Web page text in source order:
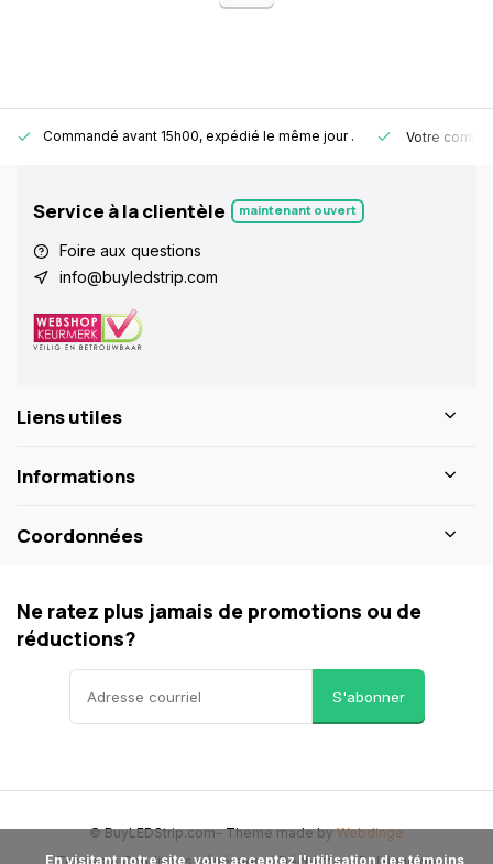
Commandé avant 15h00, expédié le même jour . Votre
Service à la clientèle maintenant ouvert
Foire aux questions
info@buyledstrip.com
Liens utiles
Informations
Coordonnées
Ne ratez plus jamais de promotions ou de
réductions?
S'abonner
© BuyLEDStrip.com- Theme made byWebdinge